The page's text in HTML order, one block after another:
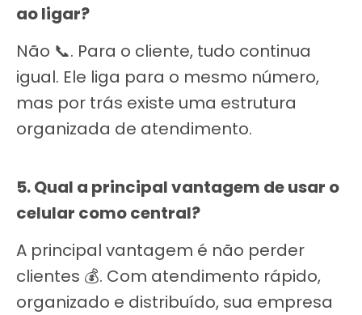
ao ligar?
Não 📞. Para o cliente, tudo continua
igual. Ele liga para o mesmo número,
mas por trás existe uma estrutura
organizada de atendimento.
5. Qual a principal vantagem de usar o
celular como central?
A principal vantagem é não perder
clientes 💰. Com atendimento rápido,
organizado e distribuído, sua empresa